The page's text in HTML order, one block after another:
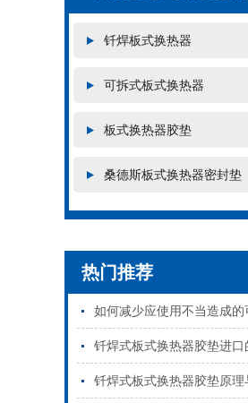
钎焊板式换热器
可拆式板式换热器
板式换热器胶垫
桑德斯板式换热器密封垫
热门推荐